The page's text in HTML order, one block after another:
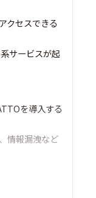
クセスできる
サービスが起
を導入する
情報漏洩など